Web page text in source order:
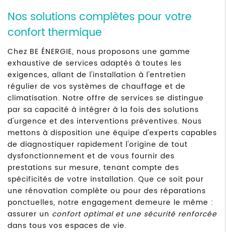
Nos solutions complètes pour votre
confort thermique
Chez BE ÉNERGIE, nous proposons une gamme
exhaustive de services adaptés à toutes les
exigences, allant de l'installation à l'entretien
régulier de vos systèmes de chauffage et de
climatisation. Notre offre de services se distingue
par sa capacité à intégrer à la fois des solutions
d'urgence et des interventions préventives. Nous
mettons à disposition une équipe d'experts capables
de diagnostiquer rapidement l'origine de tout
dysfonctionnement et de vous fournir des
prestations sur mesure, tenant compte des
spécificités de votre installation. Que ce soit pour
une rénovation complète ou pour des réparations
ponctuelles, notre engagement demeure le même :
assurer un confort optimal et une sécurité renforcée
dans tous vos espaces de vie.